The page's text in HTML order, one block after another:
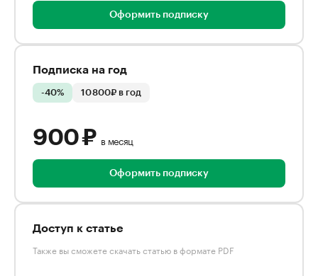
Оформить подписку
Подписка на год
-40% 10 800₽ в год
900 ₽ в месяц
Оформить подписку
Доступ к статье
Также вы сможете скачать статью в формате PDF